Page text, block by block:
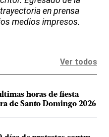
trayectoria en prensa
medios impresos.
Ver todos
horas de fiesta
de Santo Domingo 2026